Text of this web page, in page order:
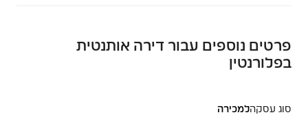
פרטים נוספים עבור דירה אותנטית
בפלורנטין
סוג עסקהלמכירה